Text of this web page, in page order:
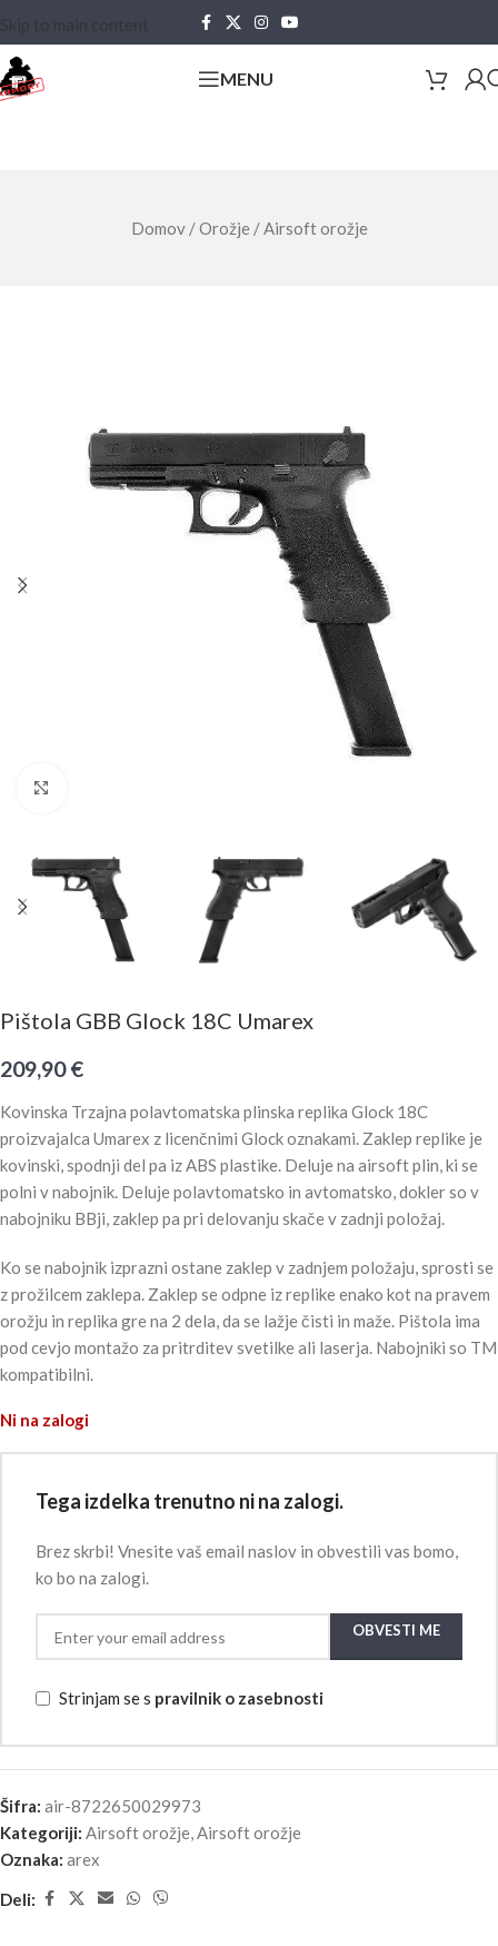
Skip to main content
MENU
Domov /Orožje /Airsoft orožje
Pištola GBB Glock 18C Umarex
209,90€
Kovinska Trzajna polavtomatska plinska replika Glock 18C
proizvajalca Umarex z licenčnimi Glock oznakami. Zaklep replike je
kovinski, spodnji del pa iz ABS plastike. Deluje na airsoft plin, ki se
polni v nabojnik. Deluje polavtomatsko in avtomatsko, dokler so v
nabojniku BBji, zaklep pa pri delovanju skače v zadnji položaj.
Ko se nabojnik izprazni ostane zaklep v zadnjem položaju, sprosti se
z prožilcem zaklepa. Zaklep se odpne iz replike enako kot na pravem
orožju in replika gre na 2 dela, da se lažje čisti in maže. Pištola ima
pod cevjo montažo za pritrditev svetilke ali laserja. Nabojniki so TM
kompatibilni.
Ni na zalogi
Tega izdelka trenutno ni na zalogi.
Brez skrbi! Vnesite vaš email naslov in obvestili vas bomo,
ko bo na zalogi.
OBVESTI ME
Strinjam se s pravilnik o zasebnosti
Šifra: air-8722650029973
Kategoriji: Airsoft orožje,Airsoft orožje
Oznaka: arex
Deli: